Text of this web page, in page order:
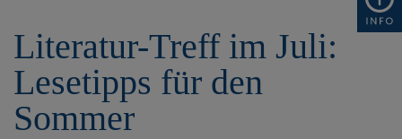
Literatur-Treff im Juli:
Lesetipps für den
Sommer